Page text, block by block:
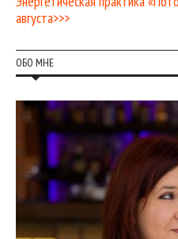
августа>>>
ОБО МНЕ